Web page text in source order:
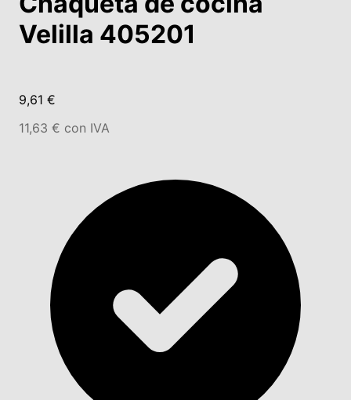
Velilla 405201
9,61 €
11,63 € con IVA